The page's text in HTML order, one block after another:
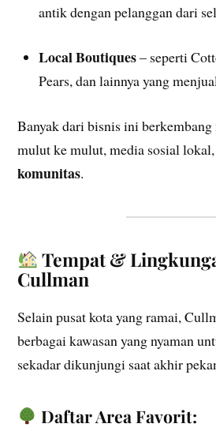
antik dengan pelanggan dari
Local Boutiques– seperti
Pears, dan lainnya yang
Banyak dari bisnis ini
mulut ke mulut, media sosial
komunitas.
Tempat &
Cullman
Selain pusat kota yang ramai,
berbagai kawasan yang nyaman
sekadar dikunjungi saat akhir
Daftar Area Favorit: